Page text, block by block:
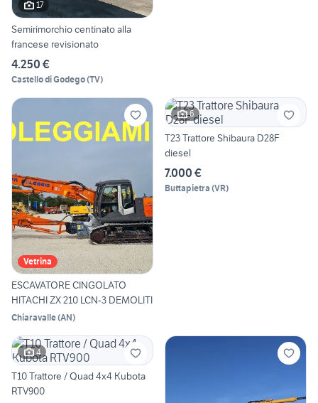
17
Semirimorchio centinato alla
francese revisionato
4.250 €
Castello di Godego(TV)
Vetrina
ESCAVATORE CINGOLATO
HITACHI ZX 210 LCN-3 DEMOLITI
Chiaravalle(AN)
6
T23 Trattore Shibaura D28F
diesel
7.000 €
Buttapietra (VR)
4
T10 Trattore / Quad 4x4 Kubota
RTV900